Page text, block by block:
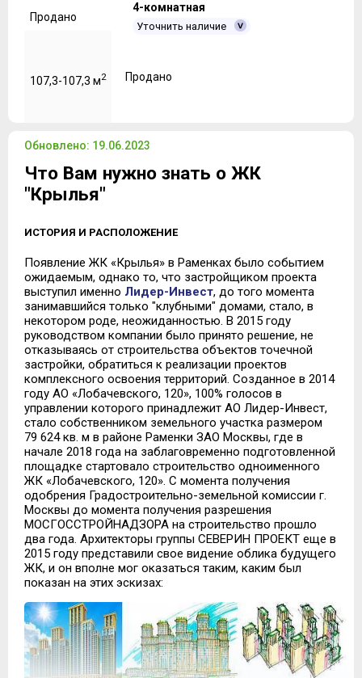
Продано
4-комнатная
Уточнить наличие
107,3-107,3 м2 Продано
Обновлено: 19.06.2023
Что Вам нужно знать о ЖК
"Крылья"
ИСТОРИЯ И РАСПОЛОЖЕНИЕ
Появление ЖК «Крылья» в Раменках было событием
ожидаемым, однако то, что застройщиком проекта
выступил именно Лидер-Инвест, до того момента
занимавшийся только "клубными" домами, стало, в
некотором роде, неожиданностью. В 2015 году
руководством компании было принято решение, не
отказываясь от строительства объектов точечной
застройки, обратиться к реализации проектов
комплексного освоения территорий. Созданное в 2014
году АО «Лобачевского, 120», 100% голосов в
управлении которого принадлежит АО Лидер-Инвест,
стало собственником земельного участка размером
79 624 кв. м в районе Раменки ЗАО Москвы, где в
начале 2018 года на заблаговременно подготовленной
площадке стартовало строительство одноименного
ЖК «Лобачевского, 120». С момента получения
одобрения Градостроительно-земельной комиссии г.
Москвы до момента получения разрешения
МОСГОССТРОЙНАДЗОРА на строительство прошло
два года. Архитекторы группы СЕВЕРИН ПРОЕКТ еще в
2015 году представили свое видение облика будущего
ЖК, и он вполне мог оказаться таким, каким был
показан на этих эскизах: